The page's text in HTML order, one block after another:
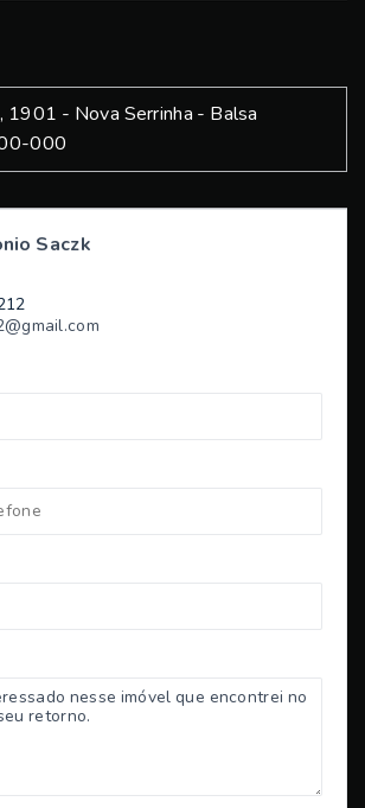
Saczk
1901 - Nova Serrinha - Balsa
000